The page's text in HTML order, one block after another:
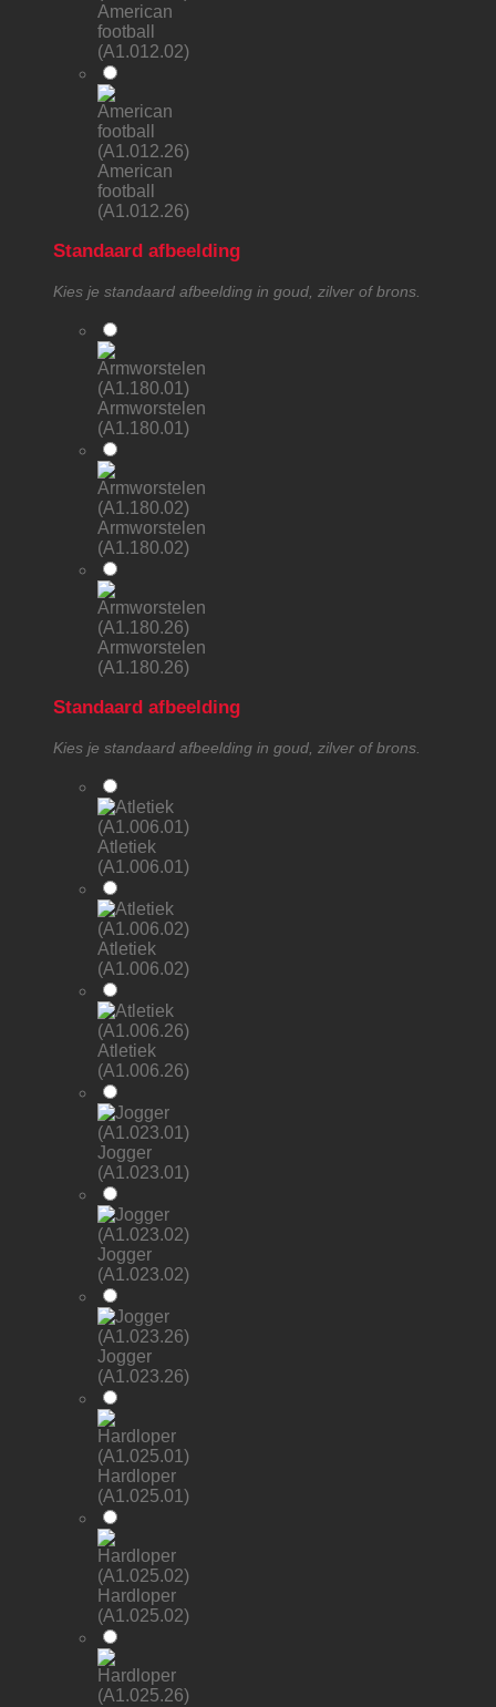
American
football
(A1.012.02)
American
football
(A1.012.26)
Standaard afbeelding
Kies je standaard afbeelding in goud, zilver of brons.
Armworstelen
(A1.180.01)
Armworstelen
(A1.180.02)
Armworstelen
(A1.180.26)
Standaard afbeelding
Kies je standaard afbeelding in goud, zilver of brons.
Atletiek
(A1.006.01)
Atletiek
(A1.006.02)
Atletiek
(A1.006.26)
Jogger
(A1.023.01)
Jogger
(A1.023.02)
Jogger
(A1.023.26)
Hardloper
(A1.025.01)
Hardloper
(A1.025.02)